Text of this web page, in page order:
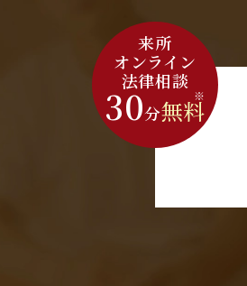
来所
オンライン
法律相談
30分無料
※